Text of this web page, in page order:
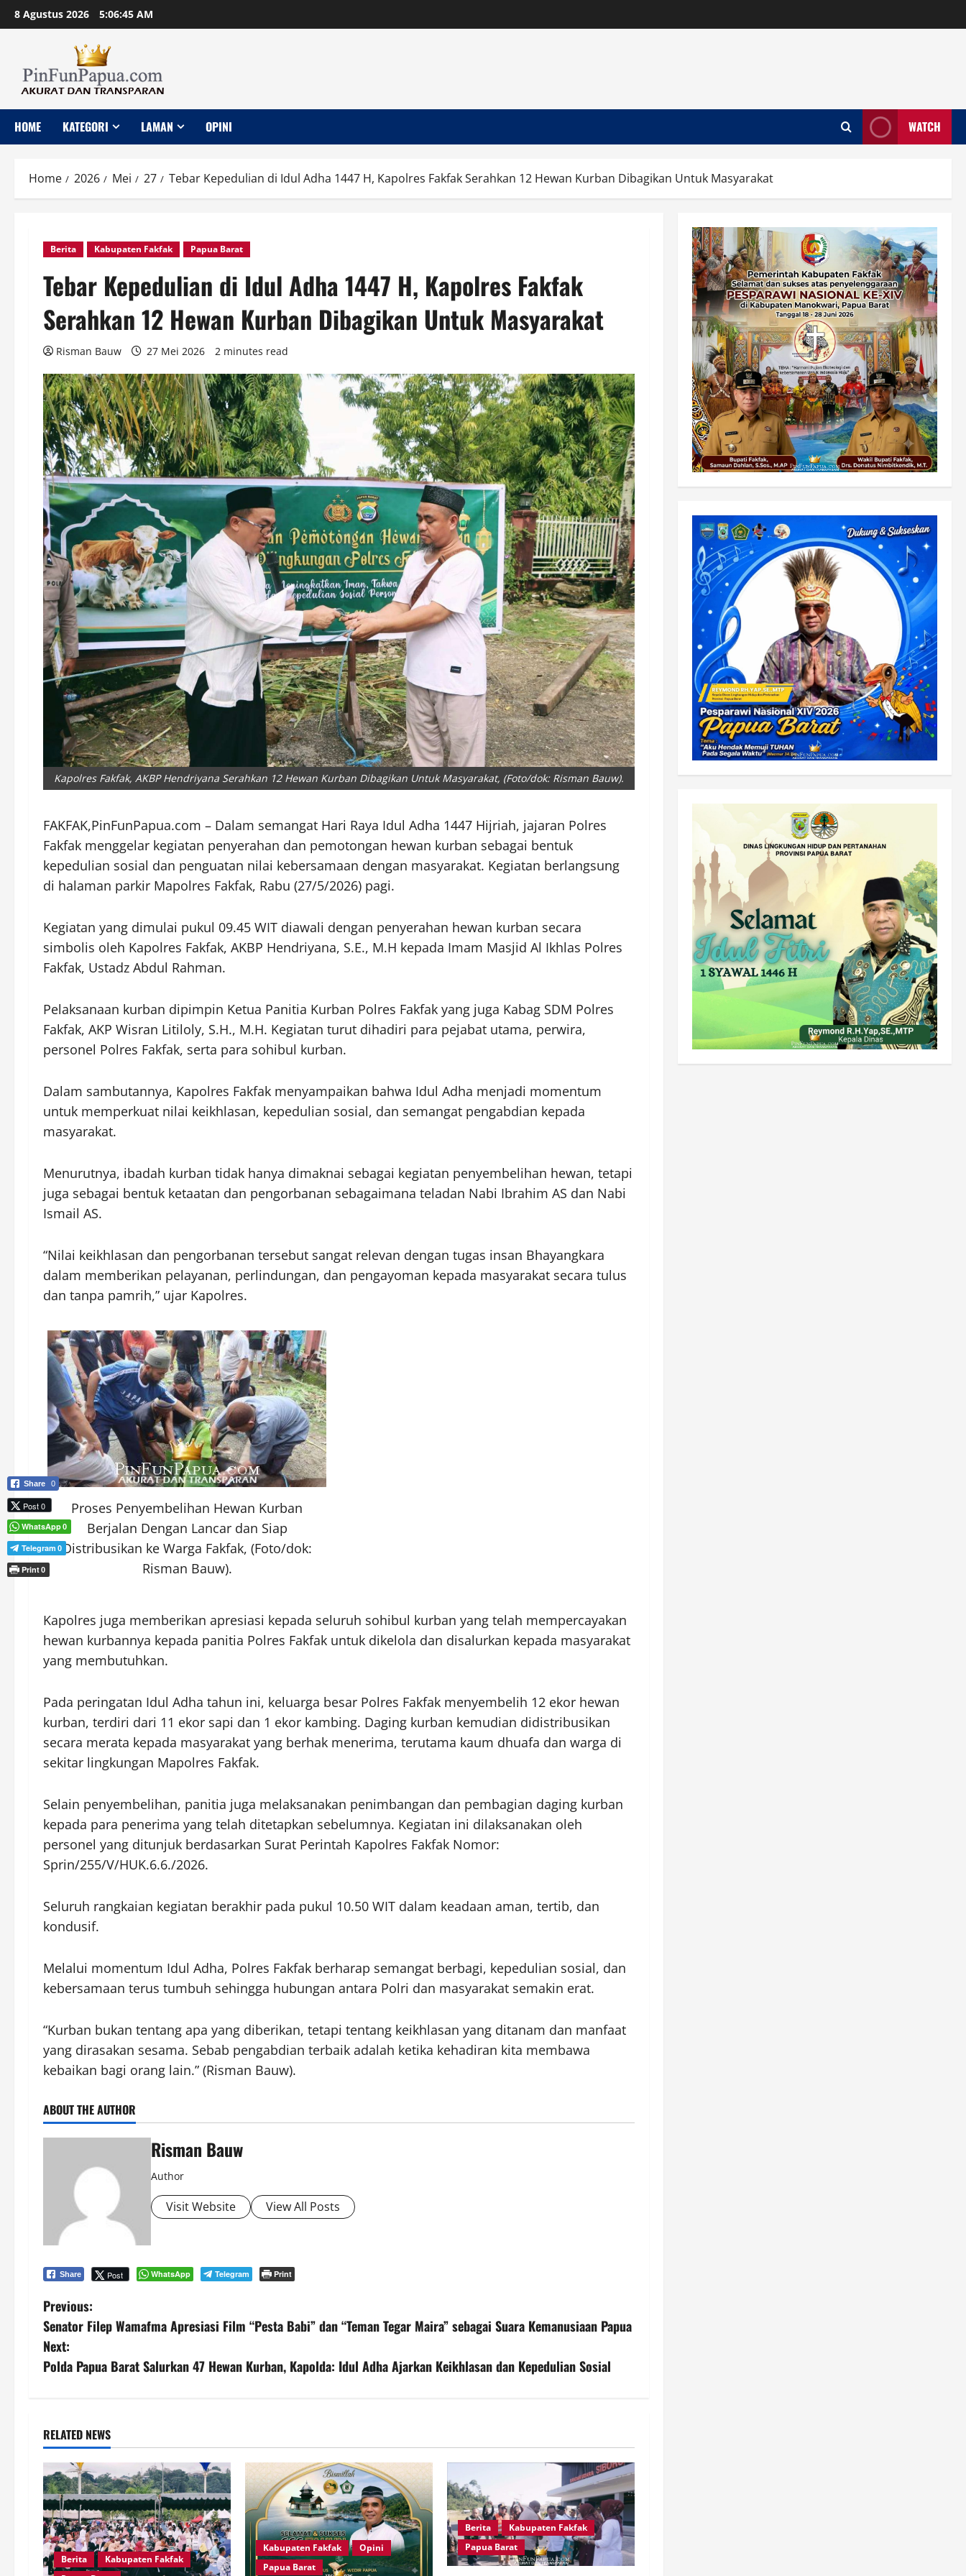
Skip
to
8 Agustus 2026 5:06:47 AM
HOME KATEGORI LAMAN OPINI WATCH
Home 2026 Mei 27 Tebar Kepedulian di Idul Adha 1447 H, Kapolres Fakfak Serahkan 12 Hewan Kurban Dibagikan Untuk Masyarakat
Berita Kabupaten Fakfak Papua Barat
Tebar Kepedulian di Idul Adha 1447 H, Kapolres Fakfak
Serahkan 12 Hewan Kurban Dibagikan Untuk Masyarakat
Risman Bauw 27 Mei 2026 2 minutes read
Kapolres Fakfak, AKBP Hendriyana Serahkan 12 Hewan Kurban Dibagikan Untuk Masyarakat, (Foto/dok: Risman Bauw).
FAKFAK,PinFunPapua.com – Dalam semangat Hari Raya Idul Adha 1447 Hijriah, jajaran Polres
Fakfak menggelar kegiatan penyerahan dan pemotongan hewan kurban sebagai bentuk
kepedulian sosial dan penguatan nilai kebersamaan dengan masyarakat. Kegiatan berlangsung
di halaman parkir Mapolres Fakfak, Rabu (27/5/2026) pagi.
Kegiatan yang dimulai pukul 09.45 WIT diawali dengan penyerahan hewan kurban secara
simbolis oleh Kapolres Fakfak, AKBP Hendriyana, S.E., M.H kepada Imam Masjid Al Ikhlas Polres
Fakfak, Ustadz Abdul Rahman.
Pelaksanaan kurban dipimpin Ketua Panitia Kurban Polres Fakfak yang juga Kabag SDM Polres
Fakfak, AKP Wisran Litiloly, S.H., M.H. Kegiatan turut dihadiri para pejabat utama, perwira,
personel Polres Fakfak, serta para sohibul kurban.
Dalam sambutannya, Kapolres Fakfak menyampaikan bahwa Idul Adha menjadi momentum
untuk memperkuat nilai keikhlasan, kepedulian sosial, dan semangat pengabdian kepada
masyarakat.
Menurutnya, ibadah kurban tidak hanya dimaknai sebagai kegiatan penyembelihan hewan, tetapi
juga sebagai bentuk ketaatan dan pengorbanan sebagaimana teladan Nabi Ibrahim AS dan Nabi
Ismail AS.
“Nilai keikhlasan dan pengorbanan tersebut sangat relevan dengan tugas insan Bhayangkara
dalam memberikan pelayanan, perlindungan, dan pengayoman kepada masyarakat secara tulus
dan tanpa pamrih,” ujar Kapolres.
Proses Penyembelihan Hewan Kurban
Berjalan Dengan Lancar dan Siap
Distribusikan ke Warga Fakfak, (Foto/dok:
Risman Bauw).
Kapolres juga memberikan apresiasi kepada seluruh sohibul kurban yang telah mempercayakan
hewan kurbannya kepada panitia Polres Fakfak untuk dikelola dan disalurkan kepada masyarakat
yang membutuhkan.
Pada peringatan Idul Adha tahun ini, keluarga besar Polres Fakfak menyembelih 12 ekor hewan
kurban, terdiri dari 11 ekor sapi dan 1 ekor kambing. Daging kurban kemudian didistribusikan
secara merata kepada masyarakat yang berhak menerima, terutama kaum dhuafa dan warga di
sekitar lingkungan Mapolres Fakfak.
Selain penyembelihan, panitia juga melaksanakan penimbangan dan pembagian daging kurban
kepada para penerima yang telah ditetapkan sebelumnya. Kegiatan ini dilaksanakan oleh
personel yang ditunjuk berdasarkan Surat Perintah Kapolres Fakfak Nomor:
Sprin/255/V/HUK.6.6./2026.
Seluruh rangkaian kegiatan berakhir pada pukul 10.50 WIT dalam keadaan aman, tertib, dan
kondusif.
Melalui momentum Idul Adha, Polres Fakfak berharap semangat berbagi, kepedulian sosial, dan
kebersamaan terus tumbuh sehingga hubungan antara Polri dan masyarakat semakin erat.
“Kurban bukan tentang apa yang diberikan, tetapi tentang keikhlasan yang ditanam dan manfaat
yang dirasakan sesama. Sebab pengabdian terbaik adalah ketika kehadiran kita membawa
kebaikan bagi orang lain.” (Risman Bauw).
ABOUT THE AUTHOR
Risman Bauw
Author
Visit Website View All Posts
Share Post WhatsApp Telegram Print
P
o
s
n
a
v
i
g
Previous:
Senator Filep Wamafma Apresiasi Film “Pesta Babi” dan “Teman Tegar Maira” sebagai Suara Kemanusiaan Papua
Next:
Polda Papua Barat Salurkan 47 Hewan Kurban, Kapolda: Idul Adha Ajarkan Keikhlasan dan Kepedulian Sosial
RELATED NEWS
Berita
Kabupaten Fakfak
Kabupaten Fakfak
Opini
Papua Barat
Berita
Kabupaten Fakfak
Papua Barat
Share 0
Post 0
WhatsApp0
Telegram 0
Print0